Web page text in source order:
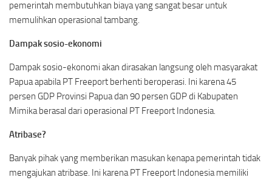
pemerintah membutuhkan biaya yang sangat besar untuk
memulihkan operasional tambang.
Dampak sosio-ekonomi
Dampak sosio-ekonomi akan dirasakan langsung oleh masyarakat
Papua apabila PT Freeport berhenti beroperasi. Ini karena 45
persen GDP Provinsi Papua dan 90 persen GDP di Kabupaten
Mimika berasal dari operasional PT Freeport Indonesia.
Atribase?
Banyak pihak yang memberikan masukan kenapa pemerintah tidak
mengajukan atribase. Ini karena PT Freeport Indonesia memiliki